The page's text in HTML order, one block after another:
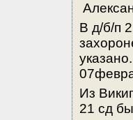
В д/б/п
Из
21 сд